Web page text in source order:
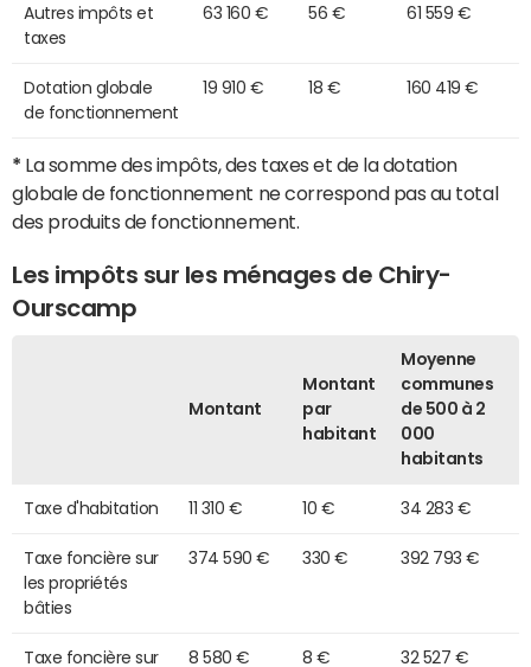
Autres impôts et
taxes
63 160 € 56 € 61 559 €
Dotation globale
de fonctionnement
19 910 € 18 € 160 419 €
* La somme des impôts, des taxes et de la dotation
globale de fonctionnement ne correspond pas au total
des produits de fonctionnement.
Les impôts sur les ménages de Chiry-
Ourscamp
Montant
Montant
par
habitant
Moyenne
communes
de 500 à 2
000
habitants
Taxe d'habitation 11 310 € 10 € 34 283 €
Taxe foncière sur
les propriétés
bâties
374 590 € 330 € 392 793 €
Taxe foncière sur 8 580 € 8 € 32 527 €